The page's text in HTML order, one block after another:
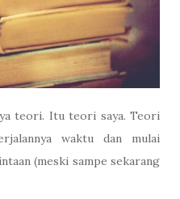
teori. Itu teori saya. Teori
waktu dan mulai
(meski sampe sekarang